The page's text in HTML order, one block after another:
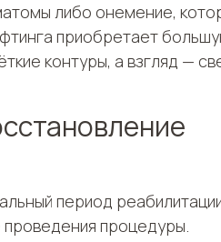
либо онемение,
приобретает
контуры, а взгляд —
период
процедуры.